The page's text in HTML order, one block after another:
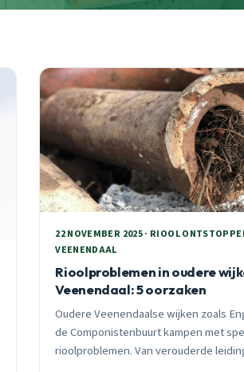
22 NOVEMBER 2025 · RIOOL
VEENENDAAL
Rioolproblemen in oudere
Veenendaal: 5 oorzaken
Oudere Veenendaalse wijken zoals
de Componistenbuurt kampen met
rioolproblemen. Van verouderde